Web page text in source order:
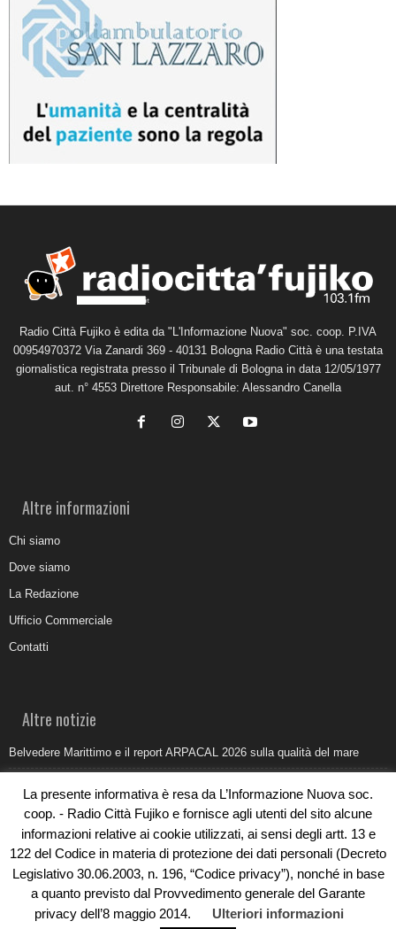
Radio Città Fujiko è edita da "L'Informazione Nuova" soc. coop. P.IVA
00954970372 Via Zanardi 369 - 40131 Bologna Radio Città è una testata
giornalistica registrata presso il Tribunale di Bologna in data 12/05/1977
aut. n° 4553 Direttore Responsabile: Alessandro Canella
Altre informazioni
Chi siamo
Dove siamo
La Redazione
Ufficio Commerciale
Contatti
Altre notizie
Belvedere Marittimo e il report ARPACAL 2026 sulla qualità del mare
Umidità di risalita in casa, come riconoscere i segnali veri
Torna il Sun Donato Festival 2026
Come il busking moderno ridisegna il paesaggio sonoro urbano
La presente informativa è resa da L’Informazione Nuova soc.
coop. - Radio Città Fujiko e fornisce agli utenti del sito alcune
informazioni relative ai cookie utilizzati, ai sensi degli artt. 13 e
122 del Codice in materia di protezione dei dati personali (Decreto
Legislativo 30.06.2003, n. 196, “Codice privacy”), nonché in base
a quanto previsto dal Provvedimento generale del Garante
privacy dell’8 maggio 2014.
Ulteriori informazioni